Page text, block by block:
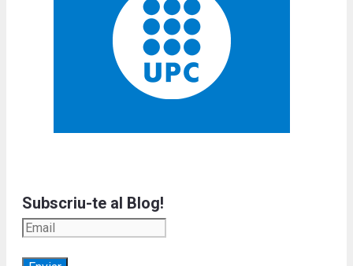
Subscriu-te al Blog!